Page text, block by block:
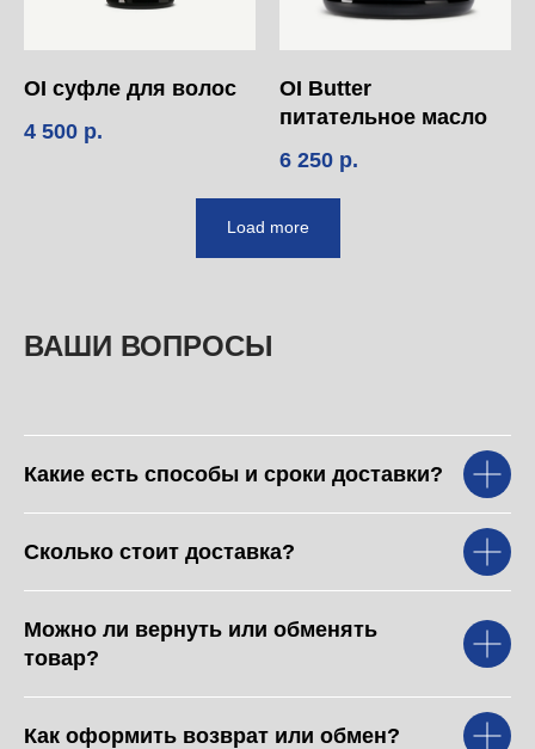
OI суфле для волос
4 500 р.
OI Butter
питательное масло
6 250 р.
Load more
ВАШИ ВОПРОСЫ
Какие есть способы и сроки доставки?
Сколько стоит доставка?
Можно ли вернуть или обменять
товар?
Как оформить возврат или обмен?
Каталог
О нас